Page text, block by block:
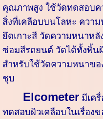
คุณภาพสูง ใช้วัดทดสอบ
สิ่งที่เคลือบบนโลหะ ควา
ยึดเกาะสี วัดความหนาหลั
ซ่อมสีรถยนต์ วัดได้ทั้งพิ้น
สำหรับใช้วัดความหนาขอ
ชุบ
Elcometerมีเครื่
ทดสอบผิวเคลือบในเรื่อง